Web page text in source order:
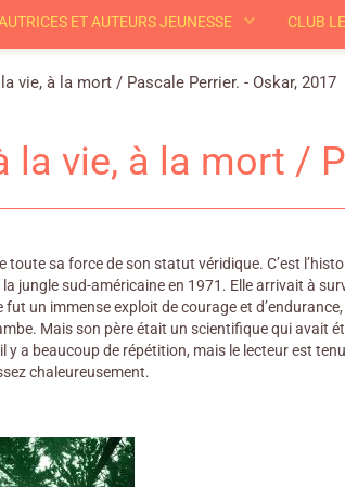
ET AUTEURS JEUNESSE CLUB
vie, à la mort / Pascale Perrier. - Oskar, 2017
la vie, à la mort /
toute sa force de son statut véridique. C’est
la jungle sud-américaine en 1971. Elle arrivait à
fut un immense exploit de courage et
Mais son père était un scientifique qui avait
y a beaucoup de répétition, mais le lecteur est
chaleureusement.